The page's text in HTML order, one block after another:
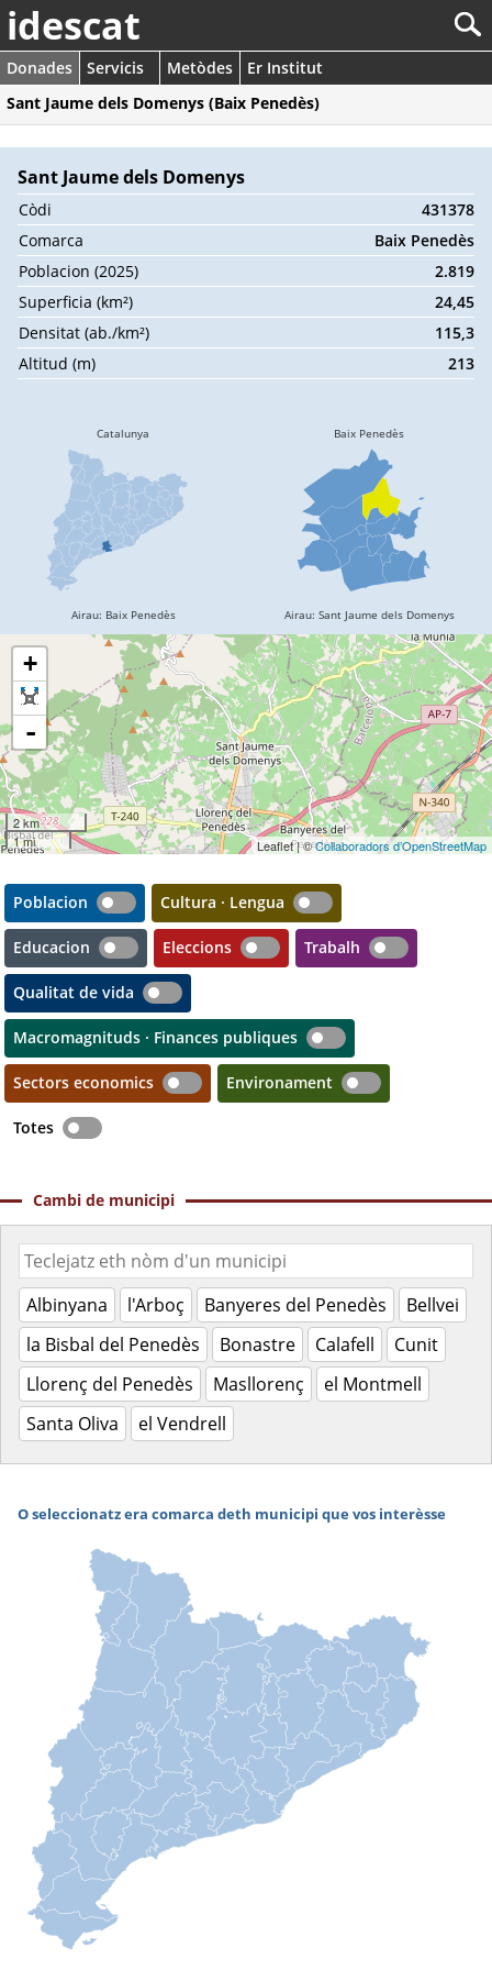
idescat
Donades Servicis Metòdes
Er Institut
Sant Jaume dels Domenys (Baix Penedès)
Sant Jaume dels Domenys
Còdi
431378
Comarca
Baix Penedès
Poblacion (2025)
2.819
Superficia (km²)
24,45
Densitat (ab./km²)
115,3
Altitud (m)
213
+
-
2 km
1 mi
Leaflet | ©Collaboradors d’OpenStreetMap
Poblacion Cultura · Lengua
Educacion Eleccions Trabalh
Qualitat de vida
Macromagnituds · Finances publiques
Sectors economics Environament
Totes
Cambi de municipi
Albinyana l'Arboç Banyeres del Penedès
Bellvei
la Bisbal del Penedès
Bonastre Calafell
Cunit
Llorenç del Penedès
Masllorenç
el Montmell
Santa Oliva
el Vendrell